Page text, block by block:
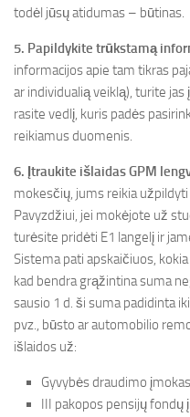
todėl jūsų atidumas – būtinas.
5. Papildykite trūkstamą
informacijos apie tam tikras
ar individualią veiklą), turite
rasite vedlį, kuris padės
reikiamus duomenis.
6. Įtraukite išlaidas GPM
mokesčių, jums reikia
Pavyzdžiui, jei mokėjote už
turėsite pridėti E1 langelį ir
Sistema pati apskaičiuos,
kad bendra grąžintina suma
sausio 1 d. ši suma padidinta
pvz., būsto ar automobilio
išlaidos už:
Gyvybės draudimo
III pakopos pensijų fondų